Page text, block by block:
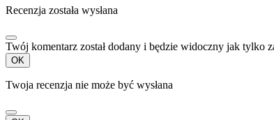
Recenzja została wysłana
Twój komentarz został dodany i będzie widoczny jak tylko
OK
Twoja recenzja nie może być wysłana